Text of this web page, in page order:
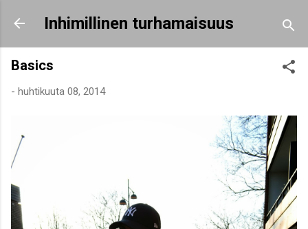
Siirry pääsisältöön
Inhimillinen turhamaisuus
Basics
- huhtikuuta 08, 2014